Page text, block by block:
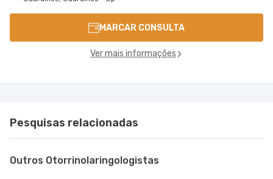
MARCAR CONSULTA
Ver mais informações
Pesquisas relacionadas
Outros Otorrinolaringologistas